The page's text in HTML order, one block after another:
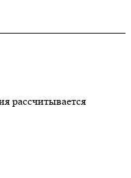
рассчитывается